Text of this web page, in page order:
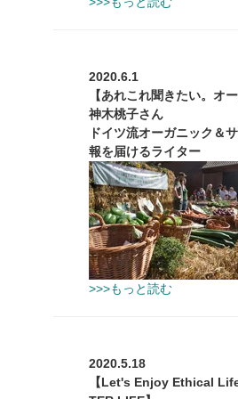
2020.6.1
【あれこれ聞きたい。オ
神木桃子さん
ドイツ流オーガニック＆
報を届けるライター
>>>もっと読む
2020.5.18
【Let's Enjoy Ethical